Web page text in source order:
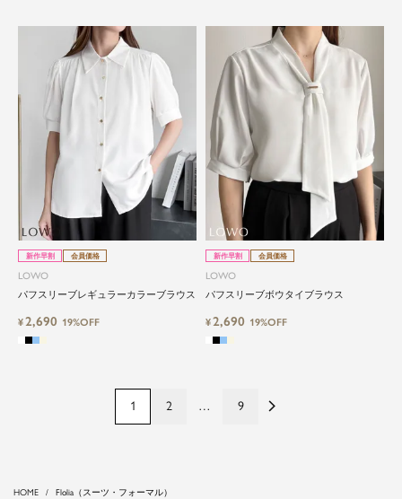
新作早割 会員価格
LOWO
パフスリーブレギュラーカラーブラウス
¥2,690 19%OFF
新作早割 会員価格
LOWO
パフスリーブボウタイブラウス
¥2,690 19%OFF
1 2 … 9
HOME Flolia（スーツ・フォーマル）